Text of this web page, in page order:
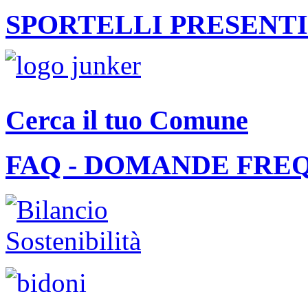
SPORTELLI
Cerca il tuo Comune
FAQ - DOMANDE